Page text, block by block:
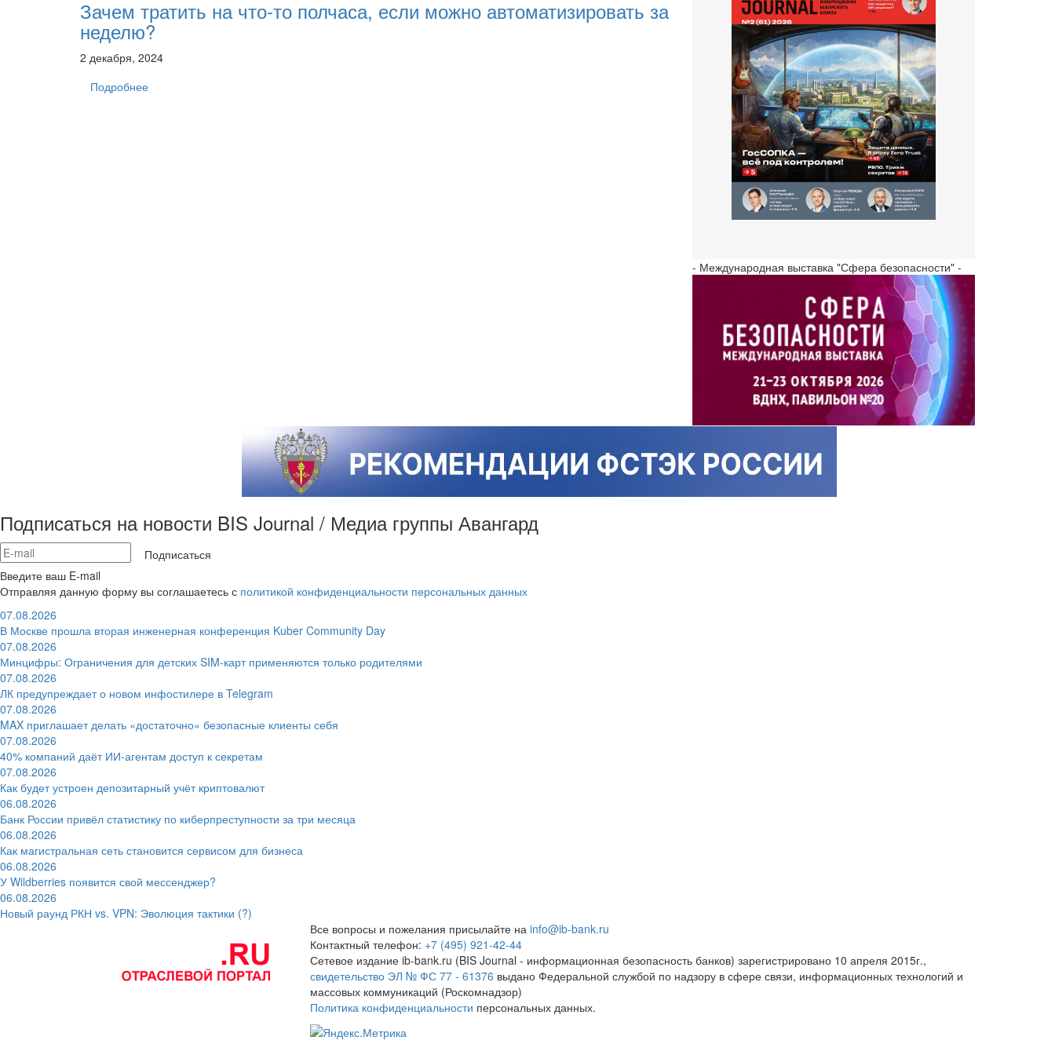
Зачем тратить на что-то полчаса, если можно автоматизировать за
неделю?
2 декабря, 2024
Подробнее
- Международная выставка "Сфера безопасности" -
Подписаться на новости BIS Journal / Медиа группы Авангард
Подписаться
Введите ваш E-mail
Отправляя данную форму вы соглашаетесь с политикой конфиденциальности персональных данных
07.08.2026
В Москве прошла вторая инженерная конференция Kuber Community Day
07.08.2026
Минцифры: Ограничения для детских SIM-карт применяются только родителями
07.08.2026
ЛК предупреждает о новом инфостилере в Telegram
07.08.2026
MAX приглашает делать «достаточно» безопасные клиенты себя
07.08.2026
40% компаний даёт ИИ‑агентам доступ к секретам
07.08.2026
Как будет устроен депозитарный учёт криптовалют
06.08.2026
Банк России привёл статистику по киберпреступности за три месяца
06.08.2026
Как магистральная сеть становится сервисом для бизнеса
06.08.2026
У Wildberries появится свой мессенджер?
06.08.2026
Новый раунд РКН vs. VPN: Эволюция тактики (?)
Все вопросы и пожелания присылайте на info@ib-bank.ru
Контактный телефон: +7 (495) 921-42-44
Сетевое издание ib-bank.ru (BIS Journal - информационная безопасность банков) зарегистрировано 10 апреля 2015г.,
свидетельство ЭЛ № ФС 77 - 61376 выдано Федеральной службой по надзору в сфере связи, информационных технологий и
массовых коммуникаций (Роскомнадзор)
Политика конфиденциальности персональных данных.